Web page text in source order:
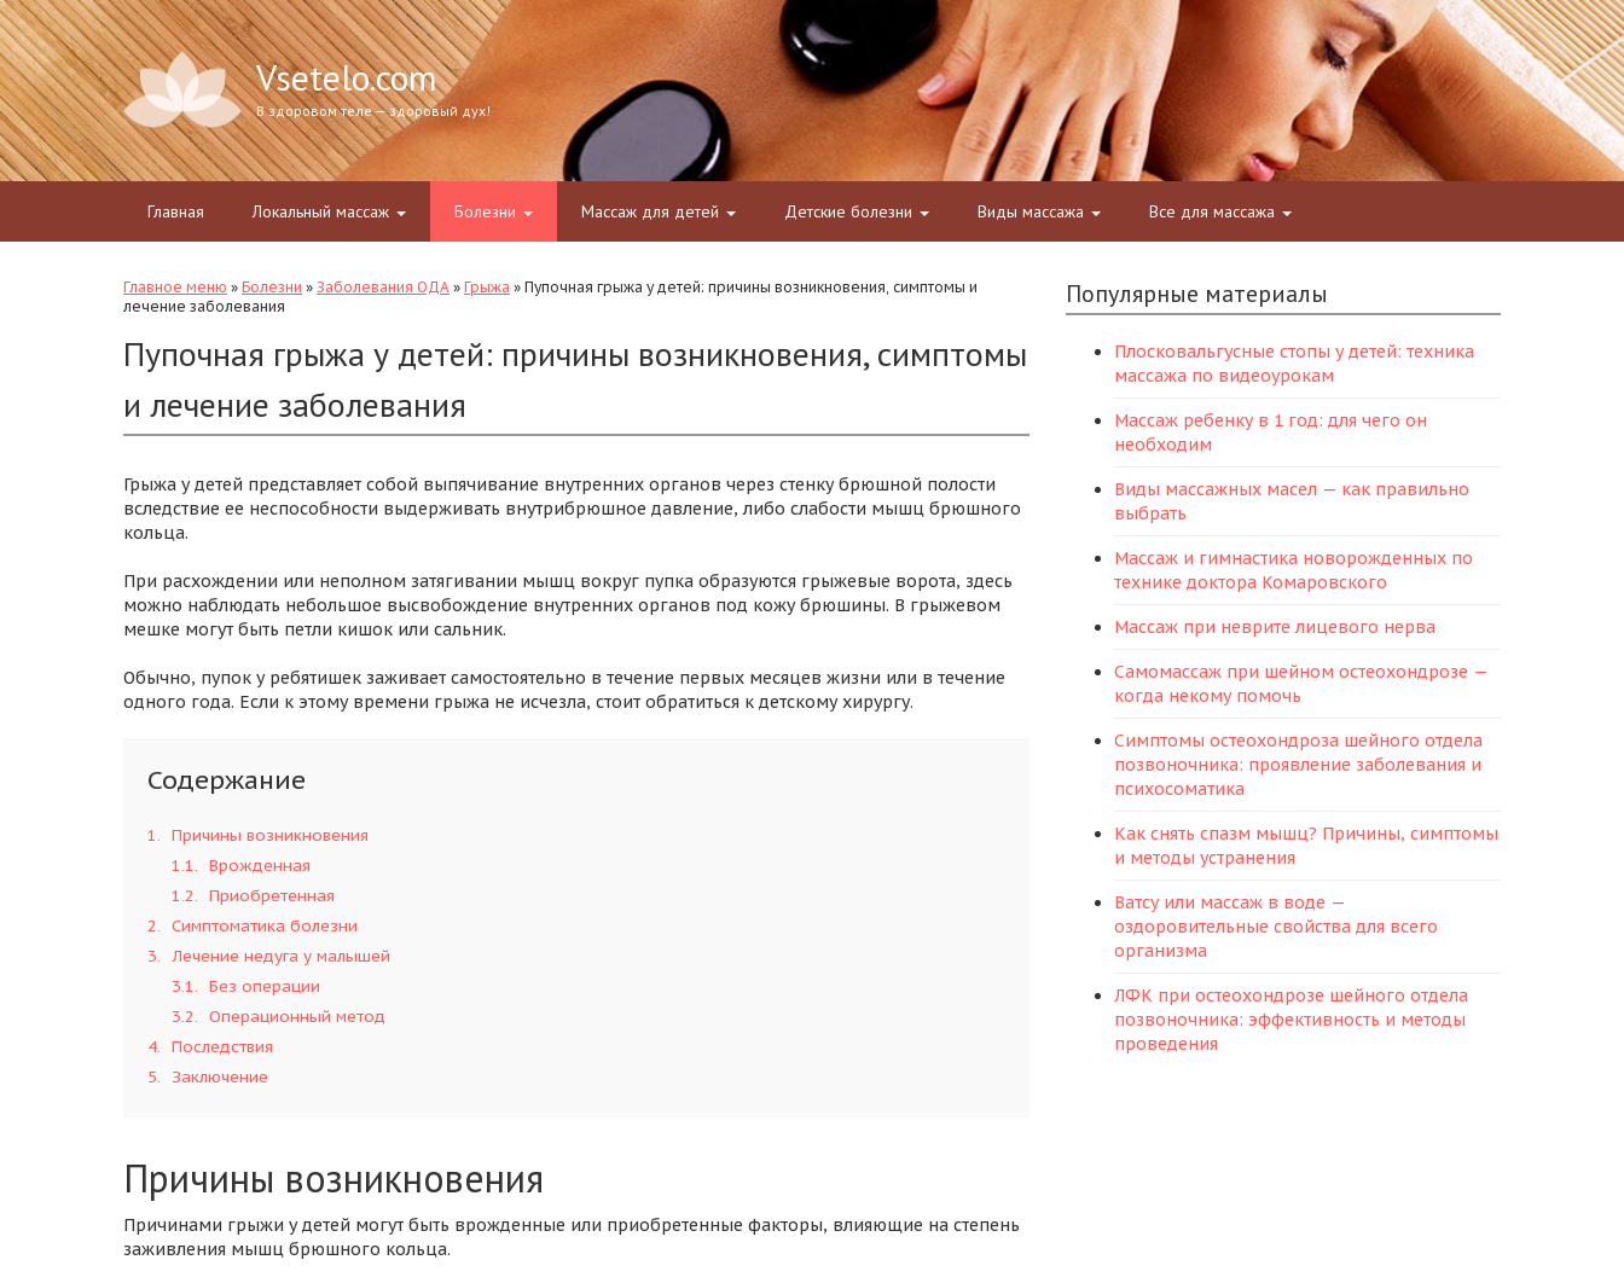
Vsetelo.com
В здоровом теле — здоровый дух!
Главная Локальный массаж Болезни Массаж для детей Детские болезни Виды массажа Все для массажа
Главное меню » Болезни » Заболевания ОДА » Грыжа » Пупочная грыжа у детей: причины возникновения, симптомы и
лечение заболевания
Пупочная грыжа у детей: причины возникновения, симптомы
и лечение заболевания
Грыжа у детей представляет собой выпячивание внутренних органов через стенку брюшной полости
вследствие ее неспособности выдерживать внутрибрюшное давление, либо слабости мышц брюшного
кольца.
При расхождении или неполном затягивании мышц вокруг пупка образуются грыжевые ворота, здесь
можно наблюдать небольшое высвобождение внутренних органов под кожу брюшины. В грыжевом
мешке могут быть петли кишок или сальник.
Обычно, пупок у ребятишек заживает самостоятельно в течение первых месяцев жизни или в течение
одного года. Если к этому времени грыжа не исчезла, стоит обратиться к детскому хирургу.
Содержание
1
Причины возникновения
1.1
Врожденная
1.2
Приобретенная
2
Симптоматика болезни
3
Лечение недуга у малышей
3.1
Без операции
3.2
Операционный метод
4
Последствия
5
Заключение
Причины возникновения
Причинами грыжи у детей могут быть врожденные или приобретенные факторы, влияющие на степень
заживления мышц брюшного кольца.
Популярные материалы
Плосковальгусные стопы у детей: техника
массажа по видеоурокам
Массаж ребенку в 1 год: для чего он
необходим
Виды массажных масел — как правильно
выбрать
Массаж и гимнастика новорожденных по
технике доктора Комаровского
Массаж при неврите лицевого нерва
Самомассаж при шейном остеохондрозе —
когда некому помочь
Симптомы остеохондроза шейного отдела
позвоночника: проявление заболевания и
психосоматика
Как снять спазм мышц? Причины, симптомы
и методы устранения
Ватсу или массаж в воде —
оздоровительные свойства для всего
организма
ЛФК при остеохондрозе шейного отдела
позвоночника: эффективность и методы
проведения